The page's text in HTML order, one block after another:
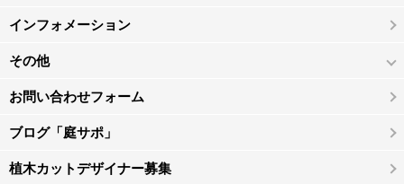
インフォメーション
その他
お問い合わせフォーム
ブログ「庭サポ」
植木カットデザイナー募集